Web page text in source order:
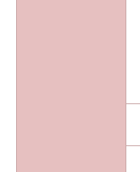
YOU AND
SUBJECT
TO THIS
UNLESS
Should you
this
Canon for any
sales